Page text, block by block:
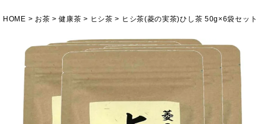
HOME お茶 健康茶 ヒシ茶 ヒシ茶(菱の実茶)ひし茶 50g×6袋セット